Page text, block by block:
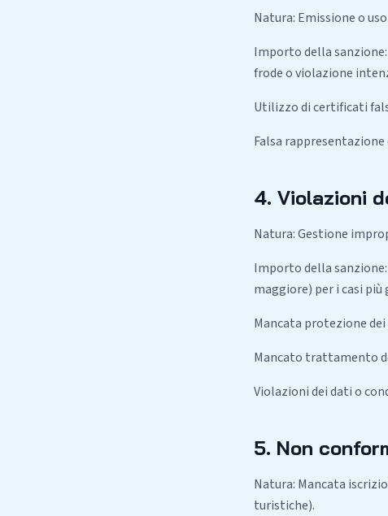
Natura: Emissione o
Importo della
frode o violazione
Utilizzo di certificati
Falsa
4. Violazioni
Natura: Gestione
Importo della
maggiore) per i casi più
Mancata protezione
Mancato trattamento
Violazioni dei dati o
5. Non
Natura: Mancata
turistiche).